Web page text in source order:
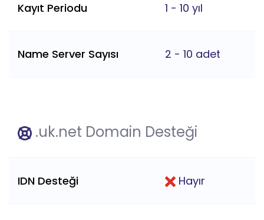
Kayıt Periodu 1 - 10 yıl
Name Server Sayısı 2 - 10 adet
.uk.net Domain Desteği
IDN Desteği Hayır